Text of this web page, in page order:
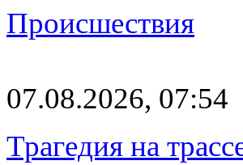
Происшествия
07.08.2026, 07:54
Трагедия на